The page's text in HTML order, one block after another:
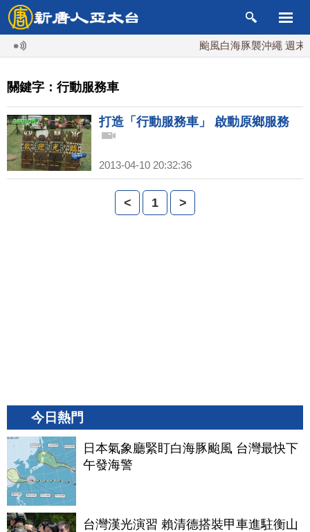
颱風白海豚襲沖繩 週末
關鍵字：行動服務車
打造「行動服務車」 啟動原鄉服務
2013-04-10 20:32:36
< 1 >
今日熱門
日本氣象廳緊盯白海豚颱風 台灣最快下
午發海警
台灣漢光演習 賴清德搭裝甲車進駐衡山